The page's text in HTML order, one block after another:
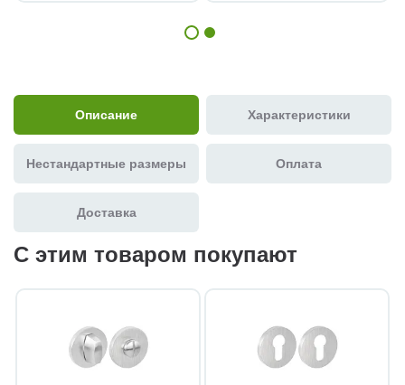
Описание Характеристики
Нестандартные размеры Оплата
Доставка
С этим товаром покупают